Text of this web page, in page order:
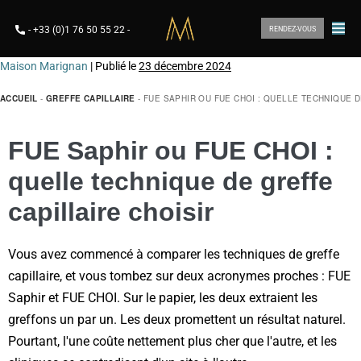
- +33 (0)1 76 50 55 22 - RENDEZ-VOUS
Maison Marignan | Publié le23 décembre 2024
ACCUEIL -GREFFE CAPILLAIRE - FUE SAPHIR OU FUE CHOI : QUELLE TECHNIQUE
FUE Saphir ou FUE CHOI :
quelle technique de greffe
capillaire choisir
Vous avez commencé à comparer les techniques de greffe
capillaire, et vous tombez sur deux acronymes proches : FUE
Saphir et FUE CHOI. Sur le papier, les deux extraient les
greffons un par un. Les deux promettent un résultat naturel.
Pourtant, l'une coûte nettement plus cher que l'autre, et les